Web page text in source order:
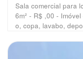
Sala comercial para
6m² - R$ ,00 -
o, copa, lavabo,